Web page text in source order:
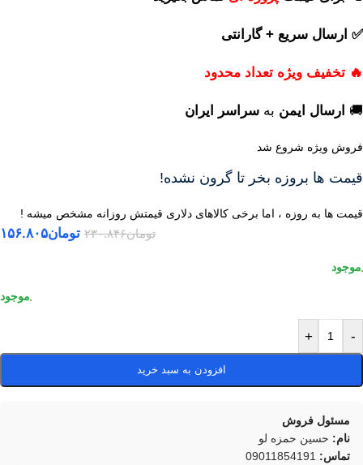
✅ ارسال سریع + گارانتی
🔥 تخفیف ویژه تعداد محدود
🚚 ارسال ایمن به سراسر ایران
فروش ویژه شروع شد
قیمت ها بروزه بخر تا گرون نشده!
قیمت ها به روزه ، اما برخی کالاهای دلاری قیمتش روزانه مشخص میشه !
تومان۲۳۰.۸۴۶ تومان۱۵۶.۸۰۵
-
+
افزودن به سبد خرید
مسئول فروش
نام: حسین حمزه لو
تماس: 09011854191